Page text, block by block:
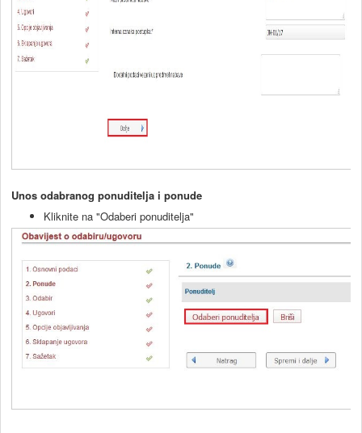
Unos odabranog ponuditelja i ponude
Kliknite na "Odaberi ponuditelja"